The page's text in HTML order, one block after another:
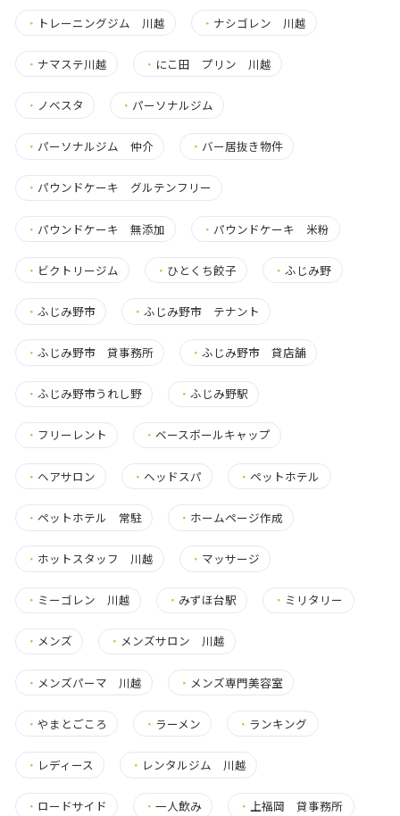
・ トレーニングジム 川越 ・ ナシゴレン 川越
・ ナマステ川越 ・ にこ田 プリン 川越
・ ノベスタ ・ パーソナルジム
・ パーソナルジム 仲介 ・ バー居抜き物件
・ パウンドケーキ グルテンフリー
・ パウンドケーキ 無添加 ・ パウンドケーキ 米粉
・ ビクトリージム ・ ひとくち餃子 ・ふじみ野
・ ふじみ野市 ・ふじみ野市 テナント
・ ふじみ野市 貸事務所 ・ふじみ野市 貸店舗
・ ふじみ野市うれし野 ・ふじみ野駅
・ フリーレント ・ ベースボールキャップ
・ ヘアサロン ・ ヘッドスパ ・ペットホテル
・ ペットホテル 常駐 ・ ホームページ作成
・ ホットスタッフ 川越 ・ マッサージ
・ ミーゴレン 川越 ・ みずほ台駅 ・ ミリタリー
・ メンズ ・ メンズサロン 川越
・ メンズパーマ 川越 ・ メンズ専門美容室
・ やまとごころ ・ ラーメン ・ ランキング
・ レディース ・ レンタルジム 川越
・ ロードサイド ・一人飲み ・上福岡 貸事務所